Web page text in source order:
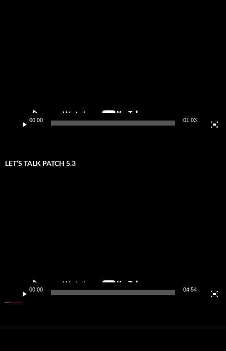
00:00 01:03
LET’S TALK PATCH 5.3
00:00 04:54